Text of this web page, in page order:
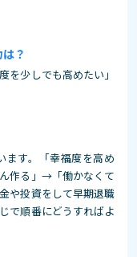
？
を少しでも高めたい」
ます。「幸福度を高め
作る」→「働かなくて
や投資をして早期退職
で順番にどうすればよ